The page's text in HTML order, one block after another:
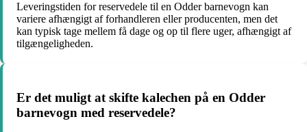
Leveringstiden for reservedele til en Odder barnevogn kan
variere afhængigt af forhandleren eller producenten, men det
kan typisk tage mellem få dage og op til flere uger, afhængigt af
tilgængeligheden.
Er det muligt at skifte kalechen på en Odder
barnevogn med reservedele?